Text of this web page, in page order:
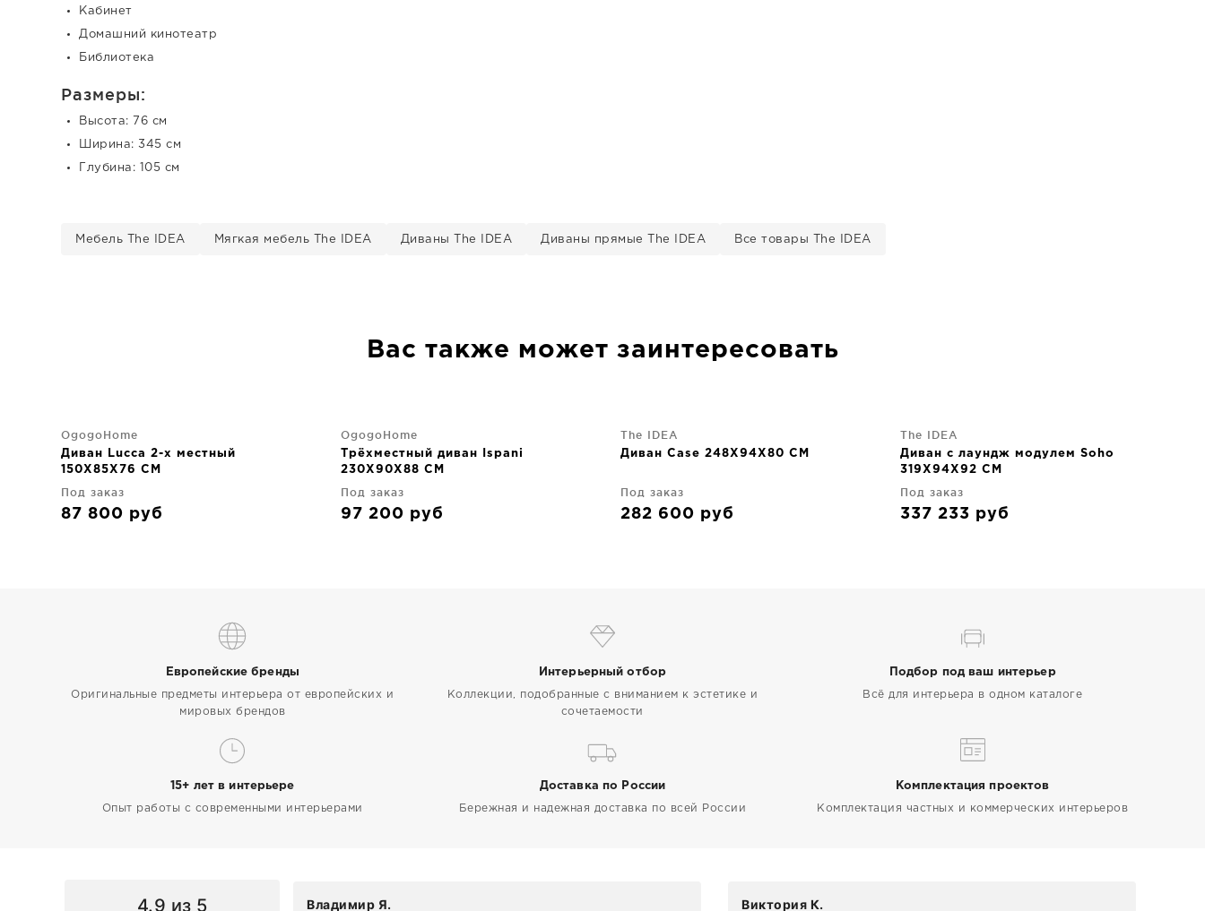
Кабинет
Домашний кинотеатр
Библиотека
Размеры:
Высота: 76 см
Ширина: 345 см
Глубина: 105 см
Мебель The IDEA Мягкая мебель The IDEA Диваны The IDEA Диваны прямые The IDEA Все товары The IDEA
Вас также может заинтересовать
OgogoHome
Диван Lucca 2-х местный
150X85X76 CM
Под заказ
87 800 руб
OgogoHome
Трёхместный диван Ispani
230X90X88 CM
Под заказ
97 200 руб
The IDEA
Диван Case 248X94X80 CM
Под заказ
282 600 руб
The IDEA
Диван с лаундж модулем Soho
319X94X92 CM
Под заказ
337 233 руб
Европейские бренды
Оригинальные предметы интерьера от европейских и
мировых брендов
Интерьерный отбор
Коллекции, подобранные с вниманием к эстетике и
сочетаемости
Подбор под ваш интерьер
Всё для интерьера в одном каталоге
15+ лет в интерьере
Опыт работы с современными интерьерами
Доставка по России
Бережная и надежная доставка по всей России
Комплектация проектов
Комплектация частных и коммерческих интерьеров
4.9 из 5 Владимир Я. Виктория К.